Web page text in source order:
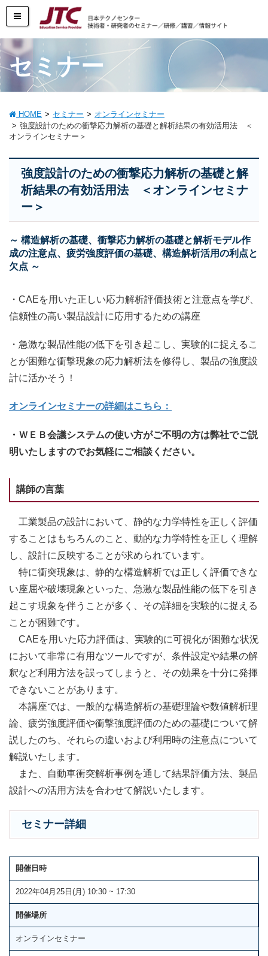
セミナー
HOME セミナー
オンラインセミナー
強度設計のための衝撃応力解析の基礎と解析結果の有効活用法 ＜
オンラインセミナー＞
強度設計のための衝撃応力解析の基礎と解
析結果の有効活用法 ＜オンラインセミナ
ー＞
～ 構造解析の基礎、衝撃応力解析の基礎と解析モデル作
成の注意点、疲労強度評価の基礎、構造解析活用の利点と
欠点 ～
・CAEを用いた正しい応力解析評価技術と注意点を学び、
信頼性の高い製品設計に応用するための講座
・急激な製品性能の低下を引き起こし、実験的に捉えるこ
とが困難な衝撃現象の応力解析法を修得し、製品の強度設
計に活かそう！
オンラインセミナーの詳細はこちら：
・ＷＥＢ会議システムの使い方がご不明の方は弊社でご説
明いたしますのでお気軽にご相談ください。
講師の言葉
工業製品の設計において、静的な力学特性を正しく評価
することはもちろんのこと、動的な力学特性を正しく理解
し、設計に反映することが求められています。
特に衝突現象は、静的な構造解析では正しく評価できな
い座屈や破壊現象といった、急激な製品性能の低下を引き
起こす現象を伴うことが多く、その詳細を実験的に捉える
ことが困難です。
CAEを用いた応力評価は、実験的に可視化が困難な状況
において非常に有用なツールですが、条件設定や結果の解
釈など利用方法を誤ってしまうと、その効果を十分に発揮
できないことがあります。
本講座では、一般的な構造解析の基礎理論や数値解析理
論、疲労強度評価や衝撃強度評価のための基礎について解
説したのち、それらの違いおよび利用時の注意点について
解説いたします。
また、自動車衝突解析事例を通して結果評価方法、製品
設計への活用方法を合わせて解説いたします。
セミナー詳細
開催日時
2022年04月25日(月) 10:30 ~ 17:30
開催場所
オンラインセミナー